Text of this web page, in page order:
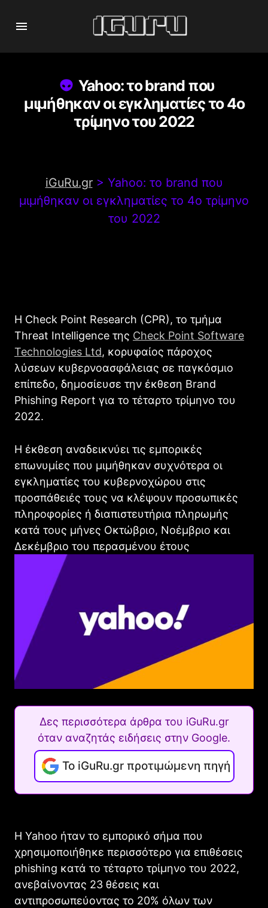
Yahoo: το brand που
μιμήθηκαν οι εγκληματίες το 4ο
τρίμηνο του 2022
iGuRu.gr> Yahoo: το brand που
μιμήθηκαν οι εγκληματίες το 4ο τρίμηνο
του 2022
Η Check Point Research (CPR), το τμήμα
Threat Intelligence της Check Point Software
Technologies Ltd, κορυφαίος πάροχος
λύσεων κυβερνοασφάλειας σε παγκόσμιο
επίπεδο, δημοσίευσε την έκθεση Brand
Phishing Report για το τέταρτο τρίμηνο του
2022.
Η έκθεση αναδεικνύει τις εμπορικές
επωνυμίες που μιμήθηκαν συχνότερα οι
εγκληματίες του κυβερνοχώρου στις
προσπάθειές τους να κλέψουν προσωπικές
πληροφορίες ή διαπιστευτήρια πληρωμής
κατά τους μήνες Οκτώβριο, Νοέμβριο και
Δεκέμβριο του περασμένου έτους
Δες περισσότερα άρθρα του iGuRu.gr
όταν αναζητάς ειδήσεις στην Google.
Το iGuRu.gr προτιμώμενη πηγή
Η Yahoo ήταν το εμπορικό σήμα που
χρησιμοποιήθηκε περισσότερο για επιθέσεις
phishing κατά το τέταρτο τρίμηνο του 2022,
ανεβαίνοντας 23 θέσεις και
αντιπροσωπεύοντας το 20% όλων των